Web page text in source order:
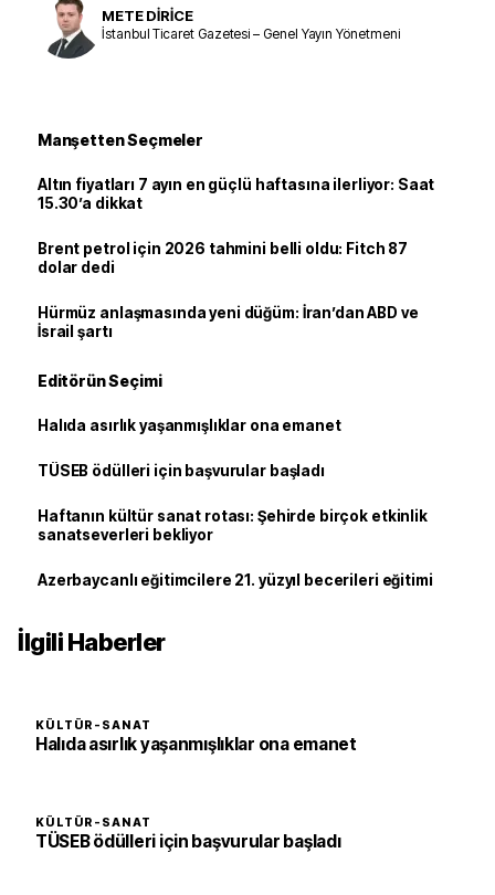
METE DİRİCE
İstanbul Ticaret Gazetesi – Genel Yayın Yönetmeni
Manşetten Seçmeler
Altın fiyatları 7 ayın en güçlü haftasına ilerliyor: Saat
15.30’a dikkat
Brent petrol için 2026 tahmini belli oldu: Fitch 87
dolar dedi
Hürmüz anlaşmasında yeni düğüm: İran’dan ABD ve
İsrail şartı
Editörün Seçimi
Halıda asırlık yaşanmışlıklar ona emanet
TÜSEB ödülleri için başvurular başladı
Haftanın kültür sanat rotası: Şehirde birçok etkinlik
sanatseverleri bekliyor
Azerbaycanlı eğitimcilere 21. yüzyıl becerileri eğitimi
İlgili Haberler
KÜLTÜR-SANAT
Halıda asırlık yaşanmışlıklar ona emanet
KÜLTÜR-SANAT
TÜSEB ödülleri için başvurular başladı